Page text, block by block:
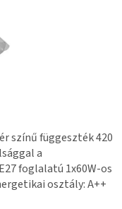
színű függeszték 420
a
foglalatú 1x60W-os
osztály: A++